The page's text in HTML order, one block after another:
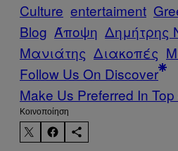
Culture entertaiment
Blog Άποψη Δημήτρης
Μανιάτης Διακοπές
Follow Us On Discover
Make Us Preferred In
Kοινοποίηση